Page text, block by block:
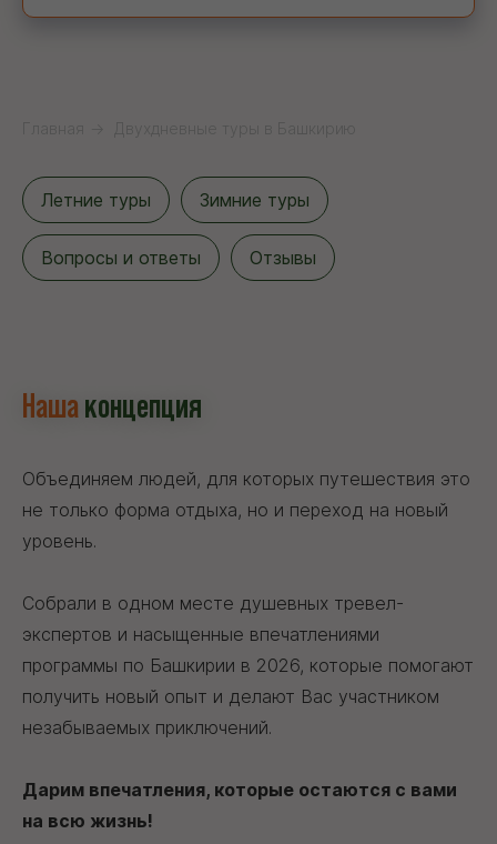
Летние туры Зимние туры
Вопросы и ответы Отзывы
Нашаконцепция
Объединяем людей, для которых путешествия это
не только форма отдыха, но и переход на новый
уровень.
Собрали в одном месте душевных тревел-
экспертов и насыщенные впечатлениями
программы по Башкирии в 2026, которые помогают
получить новый опыт и делают Вас участником
незабываемых приключений.
Дарим впечатления, которые остаются с вами
на всю жизнь!